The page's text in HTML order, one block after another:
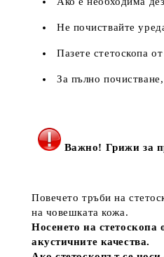
Не почиствайте
Пазете стетоскопа
За пълно
Важно! Грижи за
Повечето тръби на
на човешката кожа.
Носенето на
акустичните качества.